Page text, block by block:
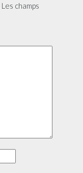
Les champs